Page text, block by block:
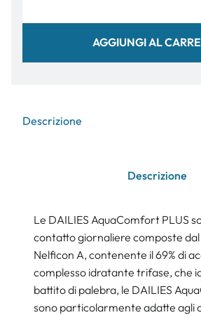
AGGIUNGI AL
Descrizione
Descrizione
Le DAILIES AquaComfort PLUS
contatto giornaliere composte
Nelficon A, contenente il 69% di
complesso idratante trifase, che
battito di palebra, le DAILIES
sono particolarmente adatte agli